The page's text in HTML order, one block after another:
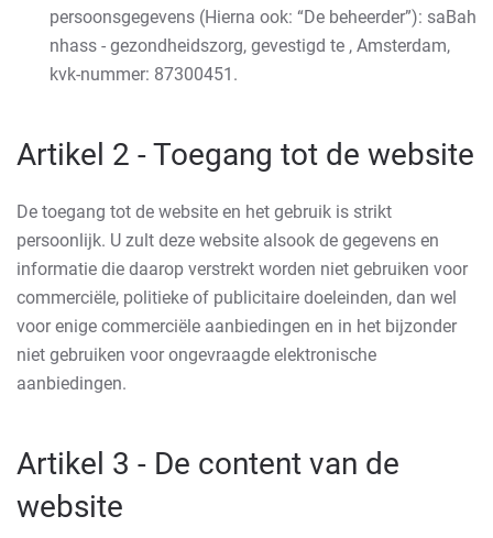
persoonsgegevens (Hierna ook: “De beheerder”): saBah
nhass - gezondheidszorg, gevestigd te , Amsterdam,
kvk-nummer: 87300451.
Artikel 2 - Toegang tot de website
De toegang tot de website en het gebruik is strikt
persoonlijk. U zult deze website alsook de gegevens en
informatie die daarop verstrekt worden niet gebruiken voor
commerciële, politieke of publicitaire doeleinden, dan wel
voor enige commerciële aanbiedingen en in het bijzonder
niet gebruiken voor ongevraagde elektronische
aanbiedingen.
Artikel 3 - De content van de
website